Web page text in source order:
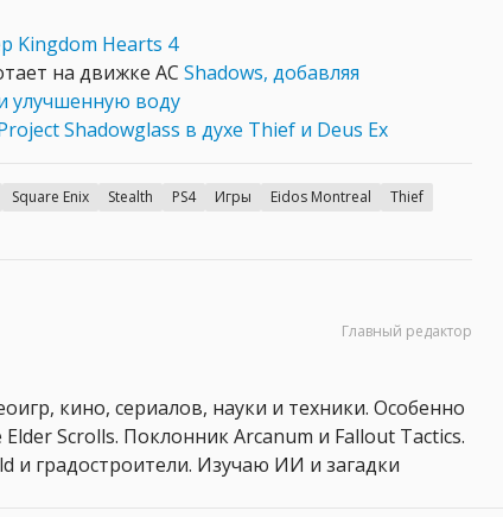
Kingdom Hearts 4
на движке AC Shadows, добавляя
улучшенную воду
Shadowglass в духе Thief и Deus Ex
Square Enix Stealth PS4 Игры Eidos Montreal
Thief
Главный редактор
кино, сериалов, науки и техники. Особенно
Scrolls. Поклонник Arcanum и Fallout Tactics.
и градостроители. Изучаю ИИ и загадки